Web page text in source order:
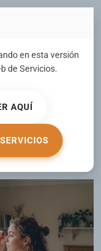
Medios
en esta versión
de Servicios.
AQUÍ
apariencia (y
EL 21 JUNIO 2026